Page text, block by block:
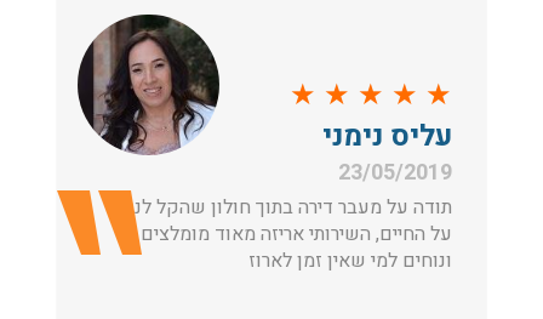
★
★
★
★
★
עליס נימני
23/05/2019
תודה על מעבר דירה בתוך חולון שהקל לנו
על החיים, השירותי אריזה מאוד מומלצים
ונוחים למי שאין זמן לארוז